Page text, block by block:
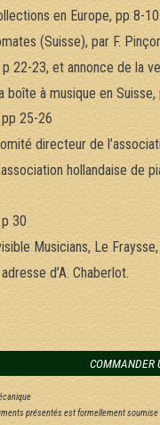
en Europe, pp 8-10
(Suisse), par F.
22-23, et annonce de la
à musique en Suisse,
pp 25-26
directeur de
hollandaise de
30
Musicians, Le
d’A. Chaberlot.
COMMANDER
présentés est formellement